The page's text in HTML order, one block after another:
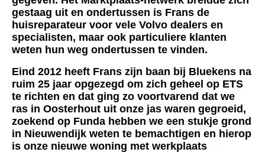
gestaag uit en ondertussen is Frans de
huisreparateur voor vele Volvo dealers en
specialisten, maar ook particuliere klanten
weten hun weg ondertussen te vinden.
Eind 2012 heeft Frans zijn baan bij Bluekens na
ruim 25 jaar opgezegd om zich geheel op ETS
te richten en dat ging zo voortvarend dat we
ras in Oosterhout uit onze jas waren gegroeid,
zoekend op Funda hebben we een stukje grond
in Nieuwendijk weten te bemachtigen en hierop
is onze nieuwe woning met werkplaats